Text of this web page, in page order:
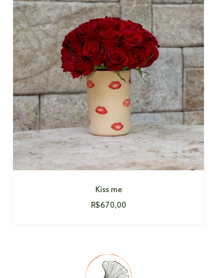
DETALHES
Kiss me
R$670,00